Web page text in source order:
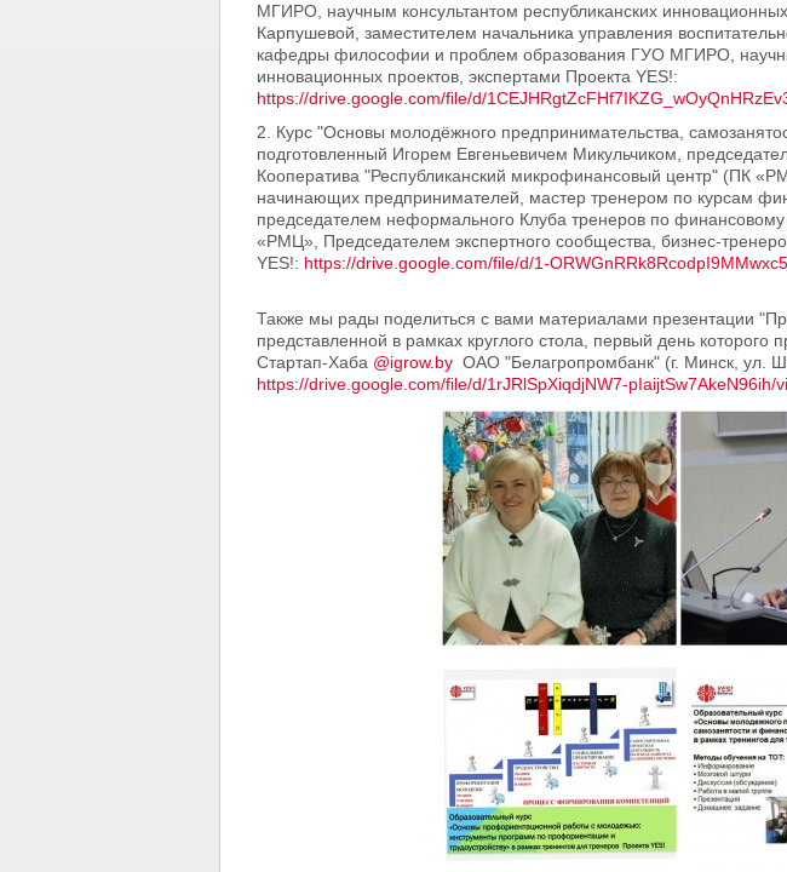
МГИРО, научным консультантом республиканских
Карпушевой, заместителем начальника управления
кафедры философии и проблем образования ГУО МГИРО,
инновационных проектов, экспертами Проекта YES!:
https://drive.google.com/file/d/
2. Курс "Основы молодёжного предпринимательства,
подготовленный Игорем Евгеньевичем Микульчиком,
Кооператива "Республиканский микрофинансовый центр" (ПК
начинающих предпринимателей, мастер тренером по курсам
председателем неформального Клуба тренеров по
«РМЦ», Председателем экспертного сообщества, бизнес-
YES!: https://drive.google.com/file/d/1-
Также мы рады поделиться с вами материалами презентации
представленной в рамках круглого стола, первый день
Стартап-Хаба @igrow.by ОАО "Белагропромбанк" (г. Минск, ул.
https://drive.google.com/file/d/1rJRlSpXiqdjNW7-pIaijtSw7AkeN96ih/